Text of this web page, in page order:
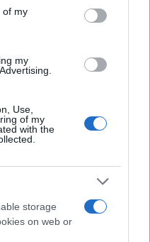
of my
my
Use,
of my
with the
storage
on web or
reCAPTCHA, ισχύουν
ΒΟΥΛΓΑΡΙΑ
Google News
ειδησεογραφία και τα